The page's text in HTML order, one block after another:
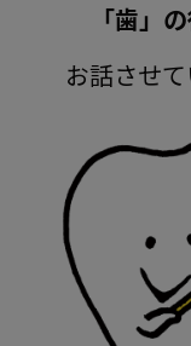
「歯」
お話させ